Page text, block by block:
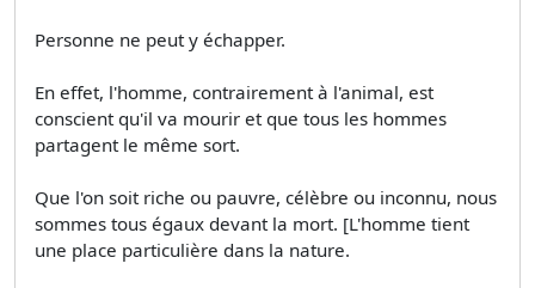
Personne ne peut y échapper.
En effet, l'homme, contrairement à l'animal, est
conscient qu'il va mourir et que tous les hommes
partagent le même sort.
Que l'on soit riche ou pauvre, célèbre ou inconnu, nous
sommes tous égaux devant la mort. [L'homme tient
une place particulière dans la nature.